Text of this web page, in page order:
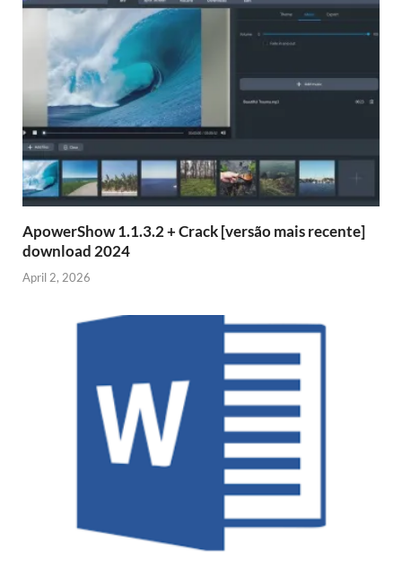
ApowerShow 1.1.3.2 + Crack [versão mais recente]
download 2024
April 2, 2026